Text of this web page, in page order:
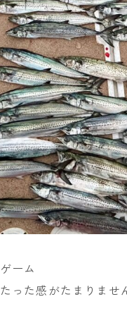
ーム
った感がたまりませ